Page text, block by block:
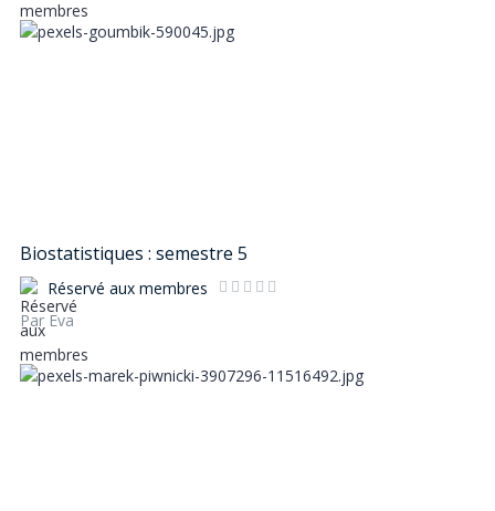
Biostatistiques : semestre 5
Réservé aux membres
Par Eva